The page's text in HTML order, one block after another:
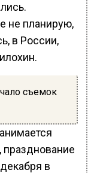
не планирую,
в России,
съемок
празднование
в